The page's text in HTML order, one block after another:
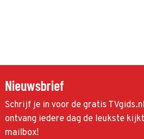
Nieuwsbrief
Schrijf je in voor de gratis
ontvang iedere dag de leukste
mailbox!